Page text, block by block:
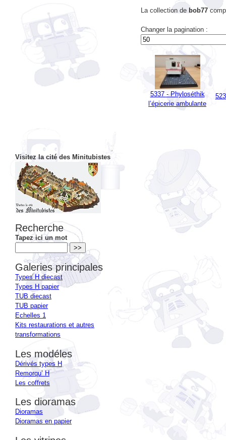
Changer la pagination :
5337 - Phyloséthik
l’épicerie ambulante
Visitez la cité des Minitubistes
Recherche
Tapez ici un mot
Galeries principales
Types H diecast
Types H papier
TUB diecast
TUB papier
Echelles 1
Kits restaurations et autres
transformations
Les modéles
Dérivés types H
Remorqu’ H
Les coffrets
Les dioramas
Dioramas
Dioramas en papier
Les vitrines
>
Vos collections